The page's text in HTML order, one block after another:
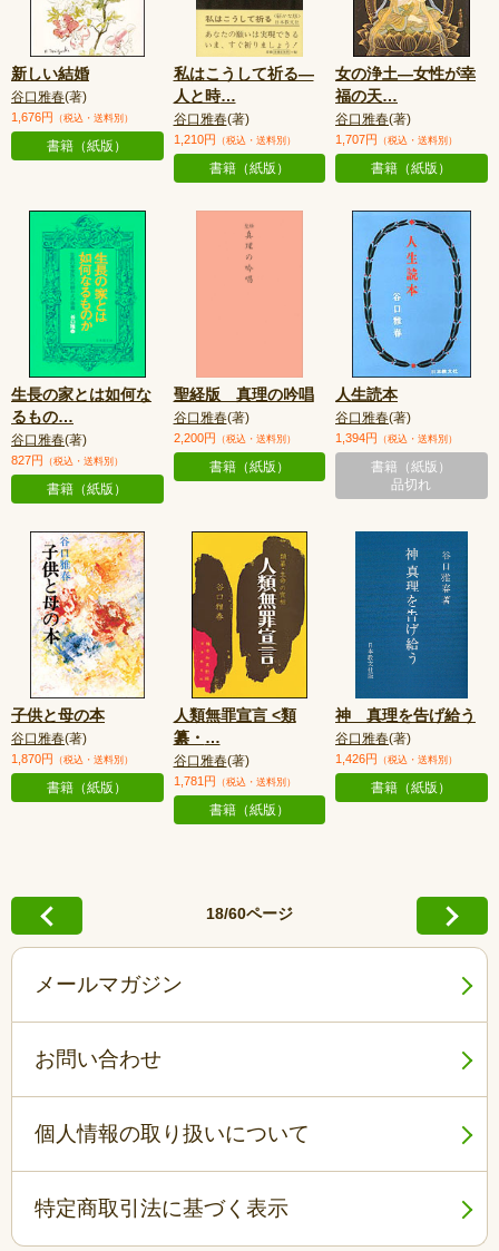
新しい結婚
谷口雅春(著)
1,676円 （税込・送料別）
書籍（紙版）
私はこうして祈る—
人と時…
谷口雅春(著)
1,210円 （税込・送料別）
書籍（紙版）
女の浄土—女性が幸
福の天…
谷口雅春(著)
1,707円 （税込・送料別）
書籍（紙版）
生長の家とは如何な
るもの…
谷口雅春(著)
827円 （税込・送料別）
書籍（紙版）
聖経版 真理の吟唱
谷口雅春(著)
2,200円 （税込・送料別）
書籍（紙版）
人生読本
谷口雅春(著)
1,394円 （税込・送料別）
書籍（紙版）
品切れ
子供と母の本
谷口雅春(著)
1,870円 （税込・送料別）
書籍（紙版）
人類無罪宣言 <類
纂・ …
谷口雅春(著)
1,781円 （税込・送料別）
書籍（紙版）
神 真理を告げ給う
谷口雅春(著)
1,426円 （税込・送料別）
書籍（紙版）
18/60ページ
メールマガジン
お問い合わせ
個人情報の取り扱いについて
特定商取引法に基づく表示